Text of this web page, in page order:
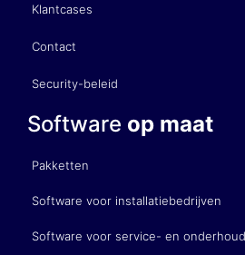
Klantcases
Contact
Security-beleid
Software op maat
Pakketten
Software voor installatiebedrijven
Software voor service- en